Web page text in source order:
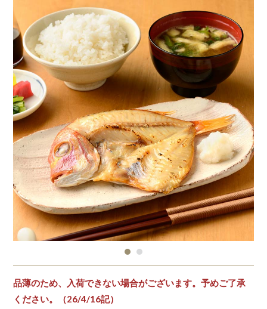
品薄のため、入荷できない場合がございます。予めご了承
ください。（26/4/16記）